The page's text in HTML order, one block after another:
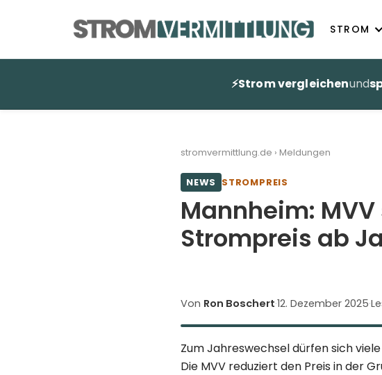
STROM
⚡Strom vergleichenund
stromvermittlung.de › Meldungen
NEWS STROMPREIS
Mannheim:
Strompreis ab
Von Ron Boschert·12. Dezember 2025·
Zum Jahreswechsel dürfen sich
Die MVV reduziert den Preis in der